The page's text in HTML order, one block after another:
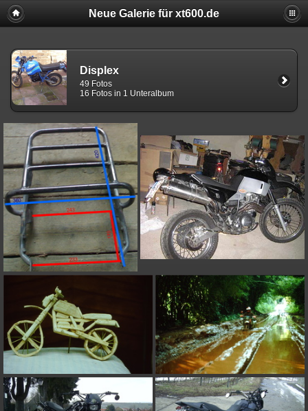
Neue Galerie für xt600.de
Displex
49 Fotos
16 Fotos in 1 Unteralbum